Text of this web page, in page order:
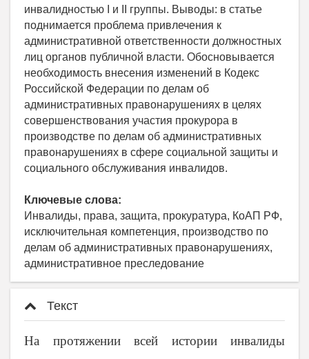
инвалидностью I и II группы. Выводы: в статье
поднимается проблема привлечения к
административной ответственности должностных
лиц органов публичной власти. Обосновывается
необходимость внесения изменений в Кодекс
Российской Федерации по делам об
административных правонарушениях в целях
совершенствования участия прокурора в
производстве по делам об административных
правонарушениях в сфере социальной защиты и
социального обслуживания инвалидов.
Ключевые слова:
Инвалиды, права, защита, прокуратура, КоАП РФ,
исключительная компетенция, производство по
делам об административных правонарушениях,
административное преследование
Текст
На протяжении всей истории инвалиды